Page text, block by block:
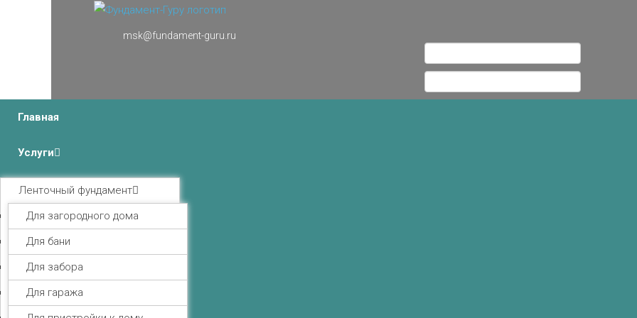
msk@fundament-guru.ru
Главная
Услуги
Ленточный фундамент
Для загородного дома
Для бани
Для забора
Для гаража